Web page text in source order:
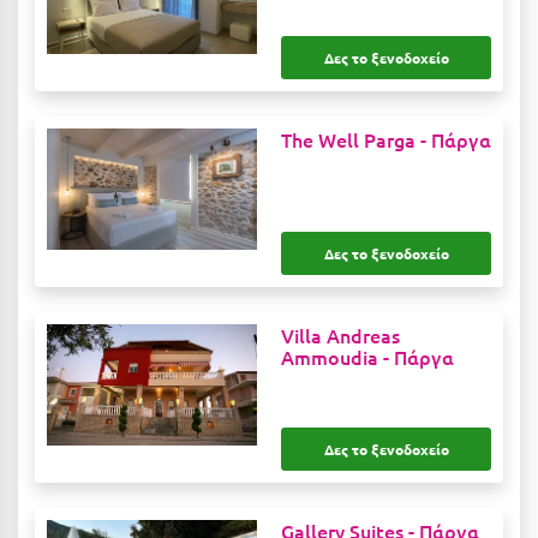
Κάρπαθος
Καρπενήσι
Κάρυστος
Κάσος
Κασσάνδρα
Κατερίνη
Κέα - Τζιά
Κερατέα
Δες το ξενοδοχείο
The Well Parga - Πάργα
Δες το ξενοδοχείο
Villa Andreas
Ammoudia - Πάργα
Δες το ξενοδοχείο
Gallery Suites - Πάργα